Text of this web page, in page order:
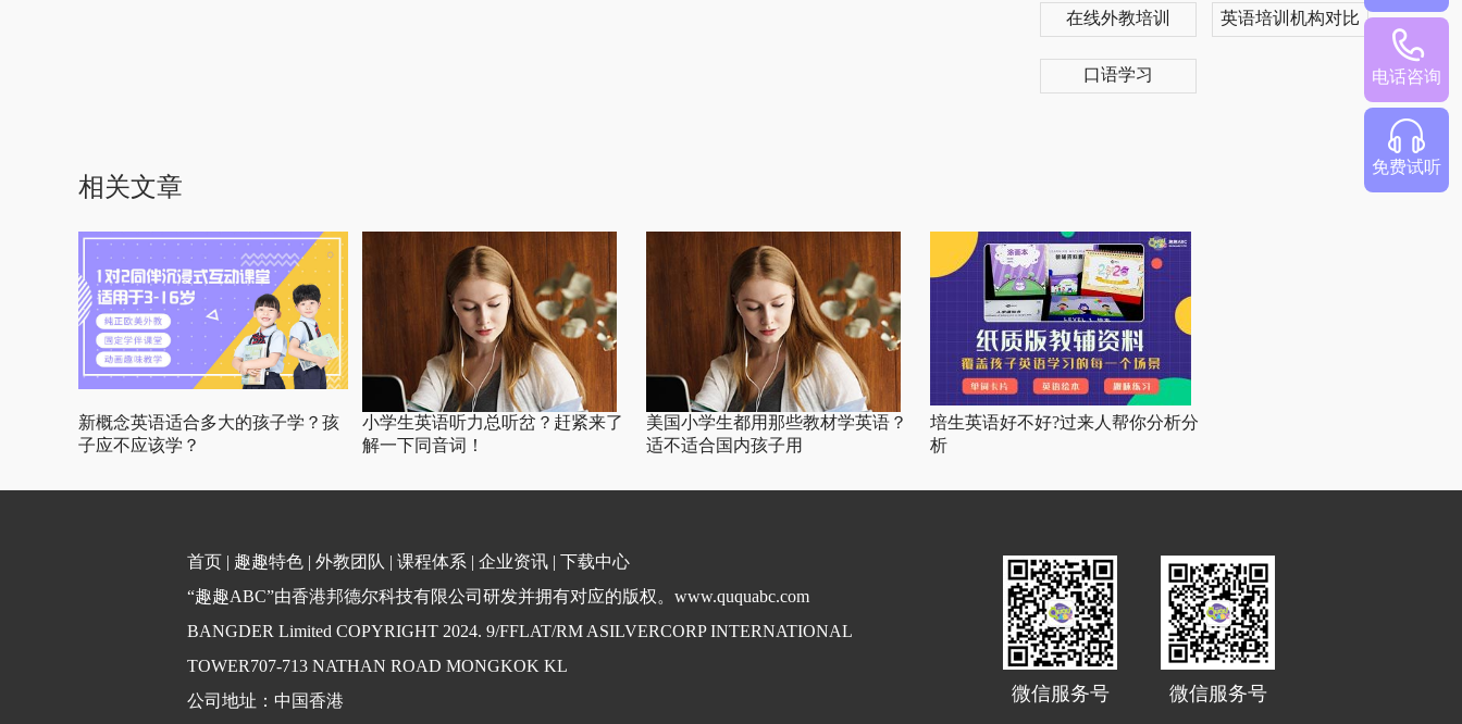
在线外教培训 英语培训机构对比
口语学习
相关文章
新概念英语适合多大的孩子学？孩
子应不应该学？
小学生英语听力总听岔？赶紧来了
解一下同音词！
美国小学生都用那些教材学英语？
适不适合国内孩子用
培生英语好不好?过来人帮你分析分
析
首页 | 趣趣特色 | 外教团队 | 课程体系 | 企业资讯 | 下载中心
“趣趣ABC”由香港邦德尔科技有限公司研发并拥有对应的版权。www.ququabc.com
BANGDER Limited COPYRIGHT 2024. 9/FFLAT/RM ASILVERCORP INTERNATIONAL
TOWER707-713 NATHAN ROAD MONGKOK KL
公司地址：中国香港
微信服务号 微信服务号
电话咨询
免费试听